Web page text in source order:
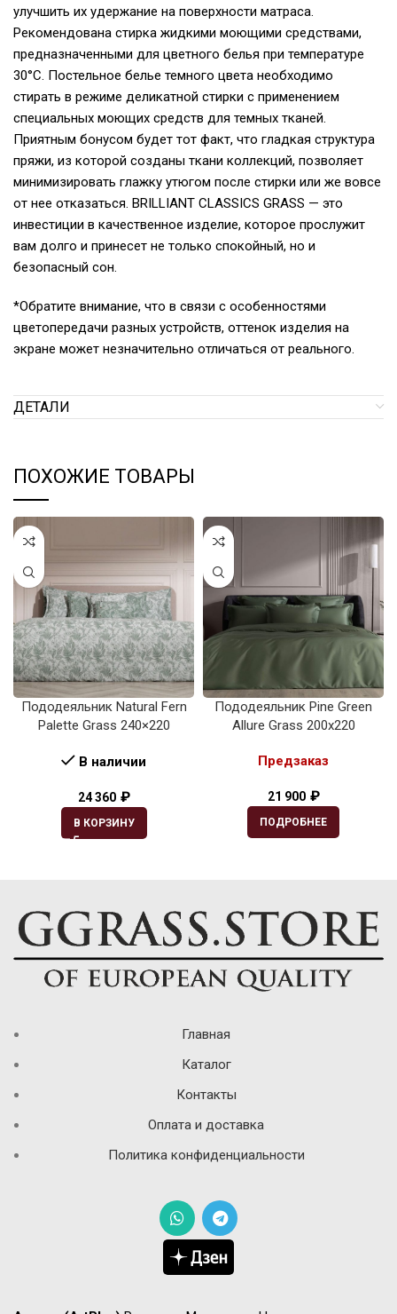
улучшить их удержание на поверхности матраса.
Рекомендована стирка жидкими моющими средствами,
предназначенными для цветного белья при температуре
30°С. Постельное белье темного цвета необходимо
стирать в режиме деликатной стирки с применением
специальных моющих средств для темных тканей.
Приятным бонусом будет тот факт, что гладкая структура
пряжи, из которой созданы ткани коллекций, позволяет
минимизировать глажку утюгом после стирки или же вовсе
от нее отказаться. BRILLIANT CLASSICS GRASS — это
инвестиции в качественное изделие, которое прослужит
вам долго и принесет не только спокойный, но и
безопасный сон.
*Обратите внимание, что в связи с особенностями
цветопередачи разных устройств, оттенок изделия на
экране может незначительно отличаться от реального.
ДЕТАЛИ
ПОХОЖИЕ ТОВАРЫ
Пододеяльник Natural Fern
Palette Grass 240×220
В наличии
24 360 ₽
В КОРЗИНУ
Пододеяльник Pine Green
Allure Grass 200х220
Предзаказ
21 900 ₽
ПОДРОБНЕЕ
Главная
Каталог
Контакты
Оплата и доставка
Политика конфиденциальности